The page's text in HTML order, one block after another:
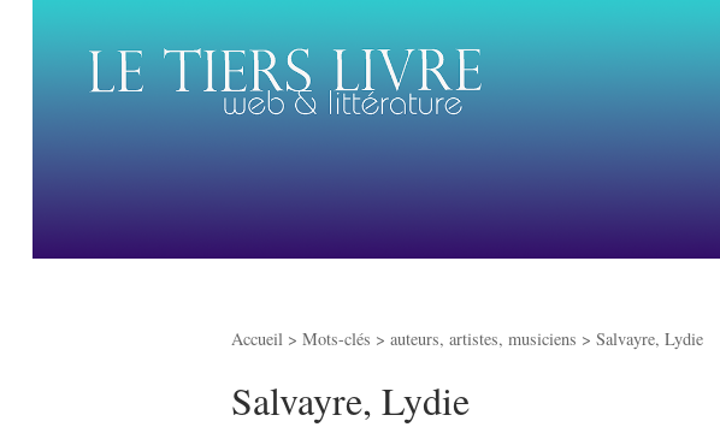
Accueil > Mots-clés > auteurs, artistes, musiciens > Salvayre, Lydie
Salvayre, Lydie